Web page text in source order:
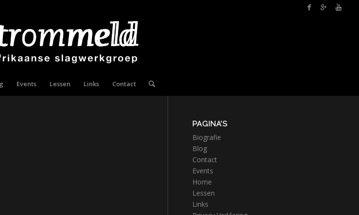
Events Lessen Links Contact
PAGINA’S
Biografie
Blog
Contact
Events
Home
Lessen
Links